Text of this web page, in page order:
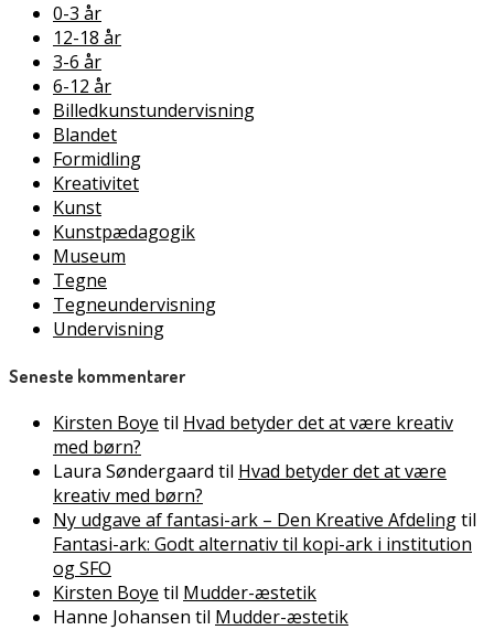
0-3 år
12-18 år
3-6 år
6-12 år
Billedkunstundervisning
Blandet
Formidling
Kreativitet
Kunst
Kunstpædagogik
Museum
Tegne
Tegneundervisning
Undervisning
Seneste kommentarer
Kirsten Boye til Hvad betyder det at være kreativ
med børn?
Laura Søndergaard til Hvad betyder det at være
kreativ med børn?
Ny udgave af fantasi-ark – Den Kreative Afdelingtil
Fantasi-ark: Godt alternativ til kopi-ark i institution
og SFO
Kirsten Boye til Mudder-æstetik
Hanne Johansen til Mudder-æstetik